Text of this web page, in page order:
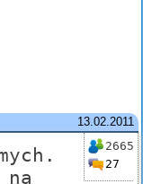
13.02.2011
2665
27